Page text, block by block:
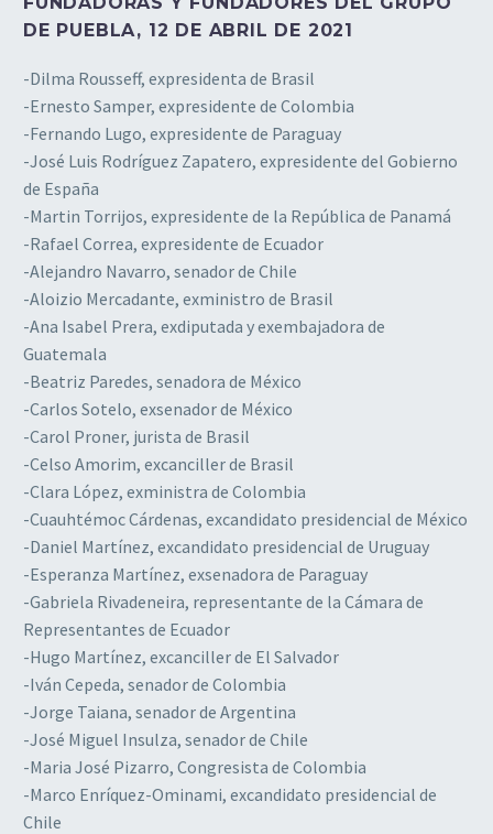
DE PUEBLA, 12 DE ABRIL DE 2021
-Dilma Rousseff, expresidenta de Brasil
-Ernesto Samper, expresidente de Colombia
-Fernando Lugo, expresidente de Paraguay
-José Luis Rodríguez Zapatero, expresidente del Gobierno
de España
-Martin Torrijos, expresidente de la República de Panamá
-Rafael Correa, expresidente de Ecuador
-Alejandro Navarro, senador de Chile
-Aloizio Mercadante, exministro de Brasil
-Ana Isabel Prera, exdiputada y exembajadora de
Guatemala
-Beatriz Paredes, senadora de México
-Carlos Sotelo, exsenador de México
-Carol Proner, jurista de Brasil
-Celso Amorim, excanciller de Brasil
-Clara López, exministra de Colombia
-Cuauhtémoc Cárdenas, excandidato presidencial de México
-Daniel Martínez, excandidato presidencial de Uruguay
-Esperanza Martínez, exsenadora de Paraguay
-Gabriela Rivadeneira, representante de la Cámara de
Representantes de Ecuador
-Hugo Martínez, excanciller de El Salvador
-Iván Cepeda, senador de Colombia
-Jorge Taiana, senador de Argentina
-José Miguel Insulza, senador de Chile
-Maria José Pizarro, Congresista de Colombia
-Marco Enríquez-Ominami, excandidato presidencial de
Chile